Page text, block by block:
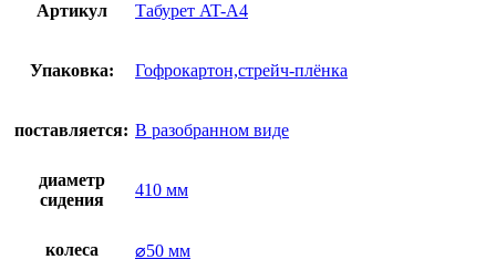
Артикул Табурет AT-A4
Упаковка: Гофрокартон,стрейч-плёнка
поставляется: В разобранном виде
диаметр
сидения
410 мм
колеса ⌀50 мм